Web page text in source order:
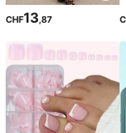
CHF13 ,87